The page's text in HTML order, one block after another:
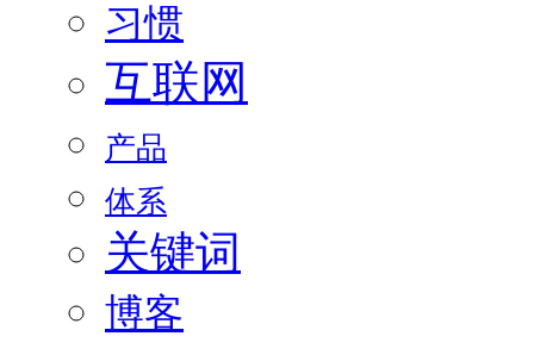
习惯
互联网
产品
体系
关键词
博客